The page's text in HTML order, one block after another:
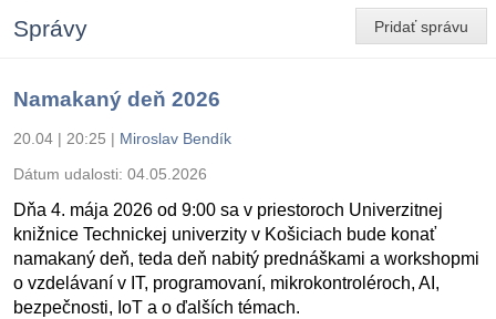
Pridať správu
Správy
Namakaný deň 2026
20.04 | 20:25 | Miroslav Bendík
Dátum udalosti: 04.05.2026
Dňa 4. mája 2026 od 9:00 sa v priestoroch Univerzitnej
knižnice Technickej univerzity v Košiciach bude konať
namakaný deň, teda deň nabitý prednáškami a workshopmi
o vzdelávaní v IT, programovaní, mikrokontroléroch, AI,
bezpečnosti, IoT a o ďalších témach.